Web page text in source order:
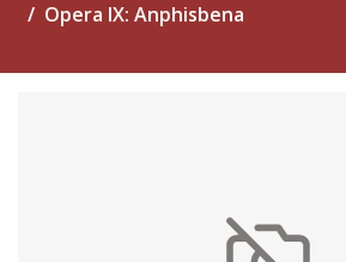
Opera IX: Anphisbena